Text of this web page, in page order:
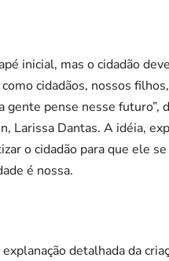
inicial, mas o cidadão
cidadãos, nossos
gente pense nesse futuro”,
Larissa Dantas. A idéia,
o cidadão para que ele
é nossa.
detalhada da